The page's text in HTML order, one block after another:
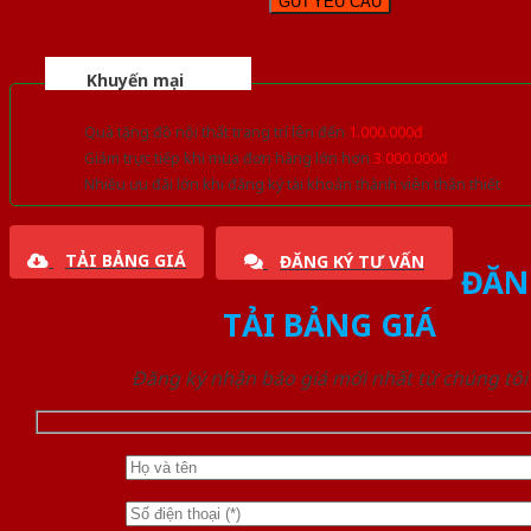
Khuyến mại
Quà tặng đồ nội thất trang trí lên đến 1.000.000đ
Giảm trực tiếp khi mua đơn hàng lớn hơn 3.000.000đ
Nhiều ưu đãi lớn khi đăng ký tài khoản thành viên thân thiết
TẢI BẢNG GIÁ ĐĂNG KÝ TƯ VẤN
TẢI BẢNG GIÁ
Đăng ký nhận báo giá mới nhất từ chúng tôi